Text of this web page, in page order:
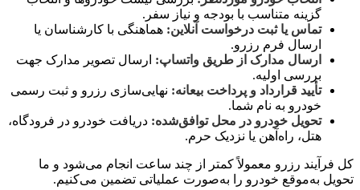
گزینه متناسب با بودجه و نیاز سفر.
تماس یا ثبت درخواست آنلاین: هماهنگی با کارشناسان یا
ارسال فرم رزرو.
ارسال مدارک از طریق واتساپ: ارسال تصویر مدارک جهت
بررسی اولیه.
تأیید قرارداد و پرداخت بیعانه: نهایی‌سازی رزرو و ثبت رسمی
خودرو به نام شما.
تحویل خودرو در محل توافق‌شده: دریافت خودرو در فرودگاه،
هتل، راه‌آهن یا نزدیک حرم.
کل فرآیند رزرو معمولاً کمتر از چند ساعت انجام می‌شود و ما
تحویل به‌موقع خودرو را به‌صورت عملیاتی تضمین می‌کنیم.